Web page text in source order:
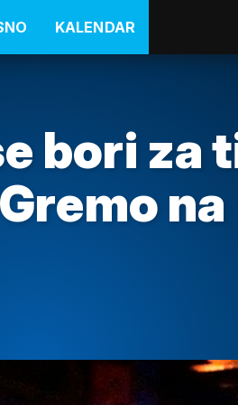
KALENDAR
bori za
na